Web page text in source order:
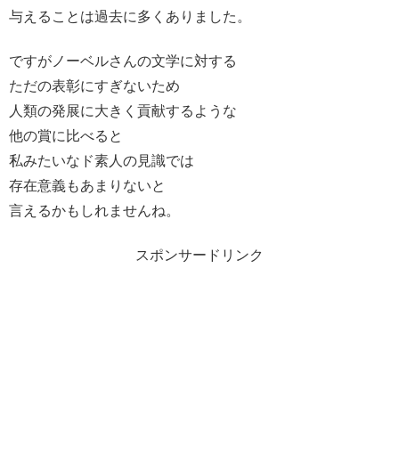
与えることは過去に多くありました。
ですがノーベルさんの文学に対する
ただの表彰にすぎないため
人類の発展に大きく貢献するような
他の賞に比べると
私みたいなド素人の見識では
存在意義もあまりないと
言えるかもしれませんね。
スポンサードリンク